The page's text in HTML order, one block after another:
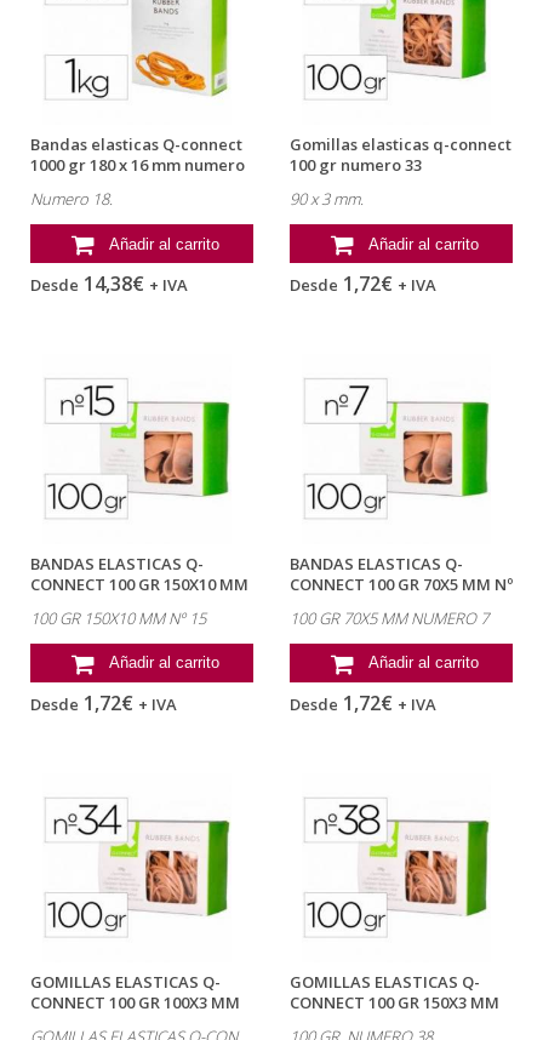
Bandas elasticas Q-connect
1000 gr 180 x 16 mm numero
Numero 18.
Añadir al carrito
Desde 14,38€ + IVA
Gomillas elasticas q-connect
100 gr numero 33
90 x 3 mm.
Añadir al carrito
Desde 1,72€ + IVA
BANDAS ELASTICAS Q-
CONNECT 100 GR 150X10 MM
100 GR 150X10 MM Nº 15
Añadir al carrito
Desde 1,72€ + IVA
BANDAS ELASTICAS Q-
CONNECT 100 GR 70X5 MM Nº
100 GR 70X5 MM NUMERO 7
Añadir al carrito
Desde 1,72€ + IVA
GOMILLAS ELASTICAS Q-
CONNECT 100 GR 100X3 MM
GOMILLAS ELASTICAS Q-
CONNECT 100 GR 150X3 MM